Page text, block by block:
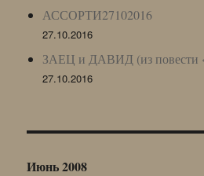
АССОРТИ27102016
27.10.2016
ЗАЕЦ и ДАВИД (из повести
27.10.2016
Июнь 2008